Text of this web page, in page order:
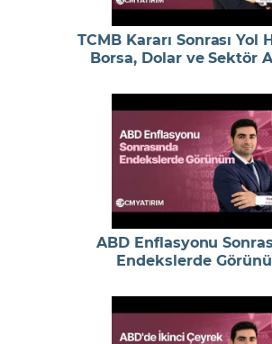
TCMB Kararı Sonrası Yol
Borsa, Dolar ve Sektör
ABD Enflasyonu
Endekslerde